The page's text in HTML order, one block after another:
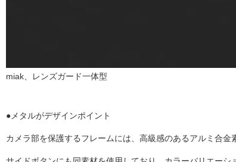
miak、レンズガード一体型
●メタルがデザインポイント
カメラ部を保護するフレームには、高級感のあるアルミ合